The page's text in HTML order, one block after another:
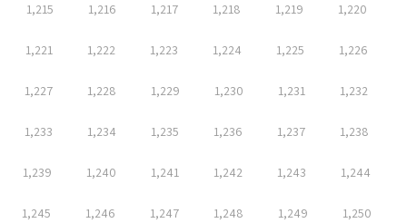
1,215 1,216 1,217 1,218 1,219 1,220
1,221 1,222 1,223 1,224 1,225 1,226
1,227 1,228 1,229 1,230 1,231 1,232
1,233 1,234 1,235 1,236 1,237 1,238
1,239 1,240 1,241 1,242 1,243 1,244
1,245 1,246 1,247 1,248 1,249 1,250